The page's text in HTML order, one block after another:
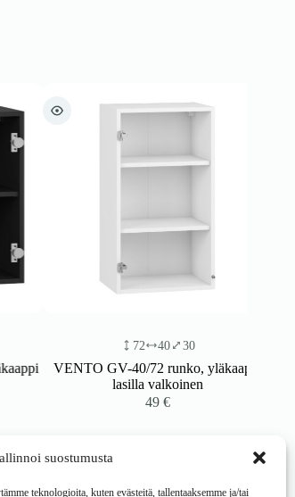
suostumusta
teknologioita, kuten evästeitä, tallentaaksemme ja/tai
40 30
VENTO GV-40/72 runko, yläkaappi
lasilla valkoinen